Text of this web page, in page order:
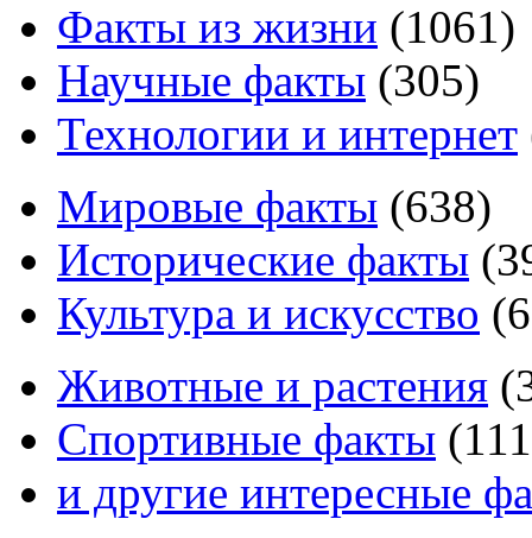
Факты из жизни (1061)
Научные факты (305)
Технологии и интернет
Мировые факты (638)
Исторические факты (
Культура и искусство (
Животные и растения (
Спортивные факты (111
и другие интересные